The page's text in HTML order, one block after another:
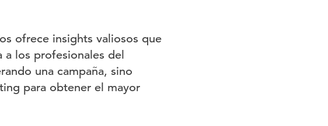
ofrece insights valiosos que
a los profesionales del
una campaña, sino
para obtener el mayor